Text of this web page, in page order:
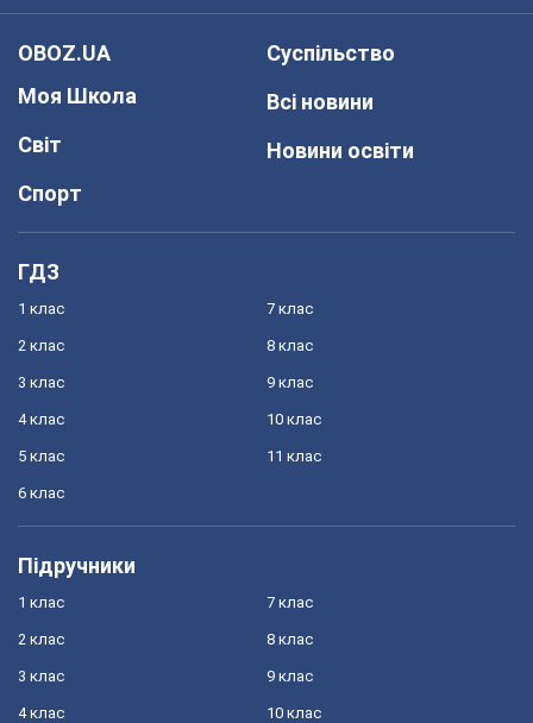
OBOZ.UA
Моя Школа
Світ
Спорт
Суспільство
Всі новини
Новини освіти
ГДЗ
1 клас
2 клас
3 клас
4 клас
5 клас
6 клас
7 клас
8 клас
9 клас
10 клас
11 клас
Підручники
1 клас
2 клас
3 клас
4 клас
7 клас
8 клас
9 клас
10 клас